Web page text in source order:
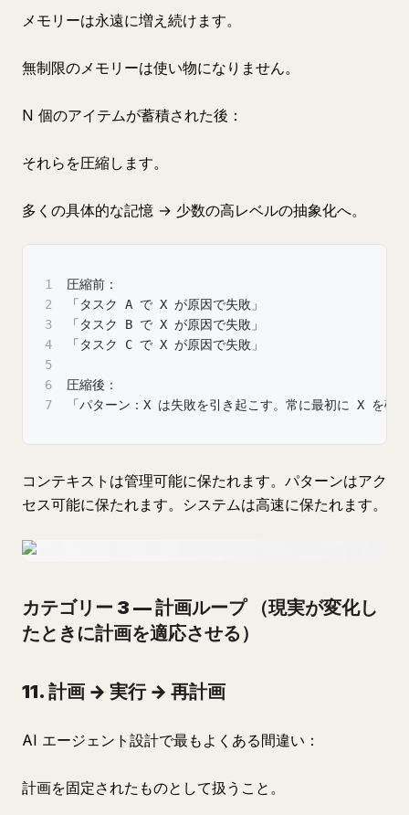
メモリーは永遠に増え続けます。
無制限のメモリーは使い物になりません。
N 個のアイテムが蓄積された後：
それらを圧縮します。
多くの具体的な記憶 → 少数の高レベルの抽象化へ。
1
圧縮前：
2
「タスク A で X が原因で失敗」
3
「タスク B で X が原因で失敗」
4
「タスク C で X が原因で失敗」
5
6
圧縮後：
7
「パターン：X は失敗を引き起こす。常に最初に X を確
コンテキストは管理可能に保たれます。パターンはアク
セス可能に保たれます。システムは高速に保たれます。
カテゴリー 3 — 計画ループ
（現実が変化し
たときに計画を適応させる）
11. 計画 → 実行 → 再計画
AI エージェント設計で最もよくある間違い：
計画を固定されたものとして扱うこと。